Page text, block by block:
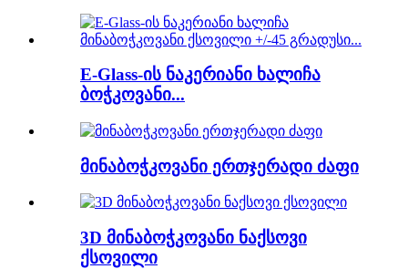
E-Glass-ის ნაკერიანი ხალიჩა
ბოჭკოვანი...
მინაბოჭკოვანი ერთჯერადი ძაფი
3D მინაბოჭკოვანი ნაქსოვი
ქსოვილი